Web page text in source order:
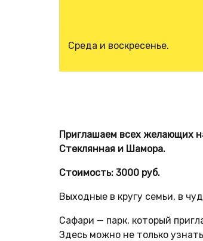
Cреда и воскресенье.
Приглашаем всех желающих
Стеклянная и Шамора.
Стоимость: 3000 руб.
Выходные в кругу семьи, в
Сафари — парк, который
Здесь можно не только